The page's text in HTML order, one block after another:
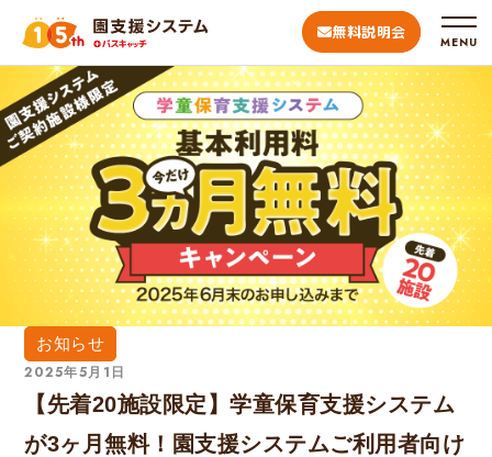
無料説明会
MENU
お知らせ
2025年5月1日
【先着20施設限定】学童保育支援システム
が3ヶ月無料！園支援システムご利用者向け